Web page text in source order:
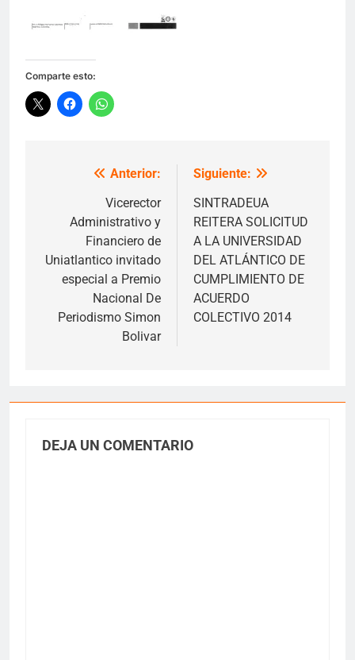
Comparte esto:
Navegación
entradas
Anterior:
Vicerector
Administrativo y
Financiero de
Uniatlantico invitado
especial a Premio
Nacional De
Periodismo Simon
Bolivar
Siguiente:
SINTRADEUA
REITERA SOLICITUD
A LA UNIVERSIDAD
DEL ATLÁNTICO DE
CUMPLIMIENTO DE
ACUERDO
COLECTIVO 2014
DEJA UN COMENTARIO